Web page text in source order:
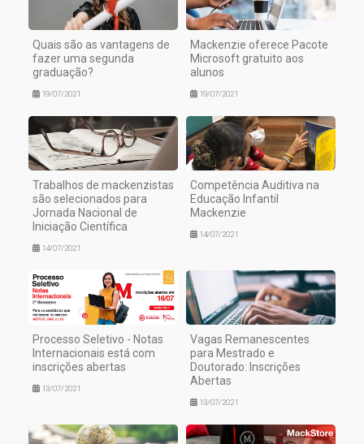
Quais são as vantagens de
fazer uma segunda
graduação?
19/07/2021
Mackenzie oferece Pacote
Microsoft gratuito aos
alunos
19/07/2021
Trabalhos de mackenzistas
são selecionados para
Jornada Nacional de
Iniciação Científica
14/07/2021
Competência Auditiva na
Educação Infantil
Mackenzie
14/07/2021
Processo Seletivo - Notas
Internacionais está com
inscrições abertas
13/07/2021
Vagas Remanescentes
para Mestrado e
Doutorado: Inscrições
Abertas
13/07/2021